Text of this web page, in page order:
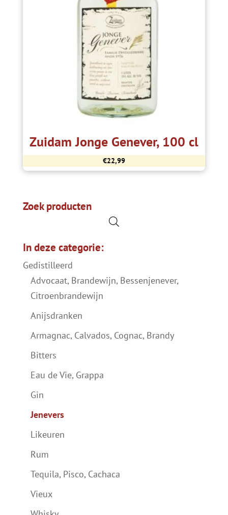
Zuidam Jonge Genever, 100 cl
€22,99
Zoek producten
In deze categorie:
Gedistilleerd
Advocaat, Brandewijn, Bessenjenever,
Citroenbrandewijn
Anijsdranken
Armagnac, Calvados, Cognac, Brandy
Bitters
Eau de Vie, Grappa
Gin
Jenevers
Likeuren
Rum
Tequila, Pisco, Cachaca
Vieux